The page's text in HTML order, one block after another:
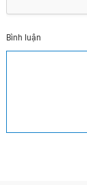
Bình luận